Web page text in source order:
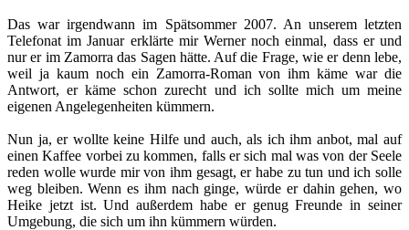
Das war irgendwann im Spätsommer 2007. An unserem letzten
Telefonat im Januar erklärte mir Werner noch einmal, dass er und
nur er im Zamorra das Sagen hätte. Auf die Frage, wie er denn lebe,
weil ja kaum noch ein Zamorra-Roman von ihm käme war die
Antwort, er käme schon zurecht und ich sollte mich um meine
eigenen Angelegenheiten kümmern.
Nun ja, er wollte keine Hilfe und auch, als ich ihm anbot, mal auf
einen Kaffee vorbei zu kommen, falls er sich mal was von der Seele
reden wolle wurde mir von ihm gesagt, er habe zu tun und ich solle
weg bleiben. Wenn es ihm nach ginge, würde er dahin gehen, wo
Heike jetzt ist. Und außerdem habe er genug Freunde in seiner
Umgebung, die sich um ihn kümmern würden.